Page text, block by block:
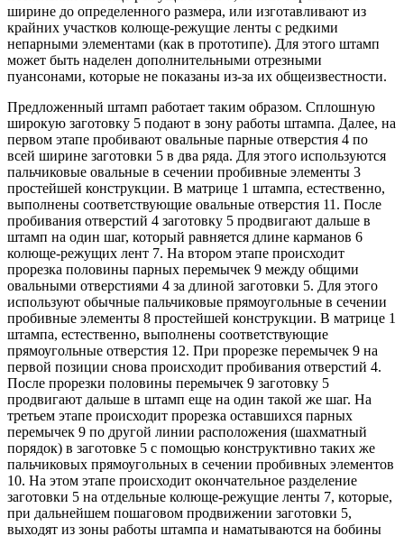
ширине до определенного размера, или изготавливают из
крайних участков колюще-режущие ленты с редкими
непарными элементами (как в прототипе). Для этого штамп
может быть наделен дополнительными отрезными
пуансонами, которые не показаны из-за их общеизвестности.
Предложенный штамп работает таким образом. Сплошную
широкую заготовку 5 подают в зону работы штампа. Далее, на
первом этапе пробивают овальные парные отверстия 4 по
всей ширине заготовки 5 в два ряда. Для этого используются
пальчиковые овальные в сечении пробивные элементы 3
простейшей конструкции. В матрице 1 штампа, естественно,
выполнены соответствующие овальные отверстия 11. После
пробивания отверстий 4 заготовку 5 продвигают дальше в
штамп на один шаг, который равняется длине карманов 6
колюще-режущих лент 7. На втором этапе происходит
прорезка половины парных перемычек 9 между общими
овальными отверстиями 4 за длиной заготовки 5. Для этого
используют обычные пальчиковые прямоугольные в сечении
пробивные элементы 8 простейшей конструкции. В матрице 1
штампа, естественно, выполнены соответствующие
прямоугольные отверстия 12. При прорезке перемычек 9 на
первой позиции снова происходит пробивания отверстий 4.
После прорезки половины перемычек 9 заготовку 5
продвигают дальше в штамп еще на один такой же шаг. На
третьем этапе происходит прорезка оставшихся парных
перемычек 9 по другой линии расположения (шахматный
порядок) в заготовке 5 с помощью конструктивно таких же
пальчиковых прямоугольных в сечении пробивных элементов
10. На этом этапе происходит окончательное разделение
заготовки 5 на отдельные колюще-режущие ленты 7, которые,
при дальнейшем пошаговом продвижении заготовки 5,
выходят из зоны работы штампа и наматываются на бобины